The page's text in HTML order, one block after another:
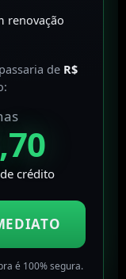
renovação
de R$
crédito
é 100% segura.